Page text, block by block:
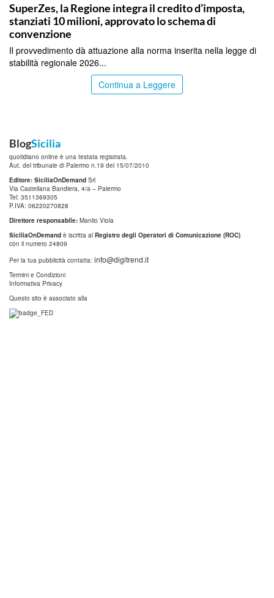
SuperZes, la Regione integra il credito d’imposta,
stanziati 10 milioni, approvato lo schema di
convenzione
Il provvedimento dà attuazione alla norma inserita nella legge di
stabilità regionale 2026...
Continua a Leggere
BlogSicilia
quotidiano online è una testata registrata.
Aut. del tribunale di Palermo n.19 del 15/07/2010
Editore: SiciliaOnDemand Srl
Via Castellana Bandiera, 4/a – Palermo
Tel: 3511369305
P.IVA: 06220270828
Direttore responsabile: Manlio Viola
SiciliaOnDemand è iscritta al Registro degli Operatori di Comunicazione (ROC)
con il numero 24809
Per la tua pubblicità contatta: info@digitrend.it
Termini e Condizioni
Informativa Privacy
Questo sito è associato alla